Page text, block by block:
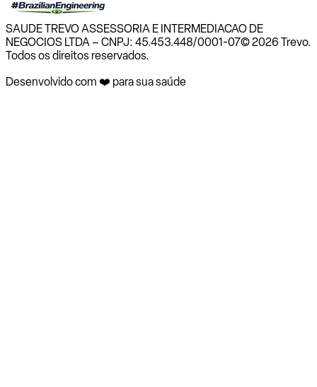
SAUDE TREVO ASSESSORIA E INTERMEDIACAO DE
NEGOCIOS LTDA – CNPJ: 45.453.448/0001-07© 2026 Trevo.
Todos os direitos reservados.
Desenvolvido com ❤️ para sua saúde